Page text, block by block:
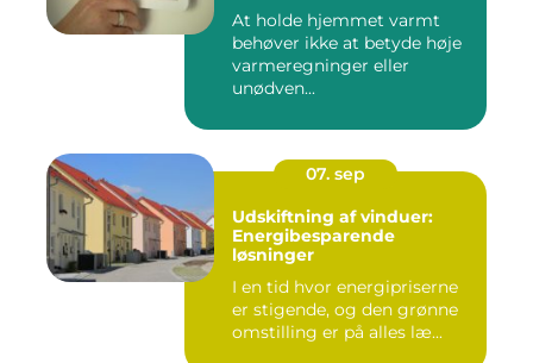
At holde hjemmet varmt
behøver ikke at betyde høje
varmeregninger eller
unødven...
07. sep
Udskiftning af vinduer:
Energibesparende
løsninger
I en tid hvor energipriserne
er stigende, og den grønne
omstilling er på alles læ...